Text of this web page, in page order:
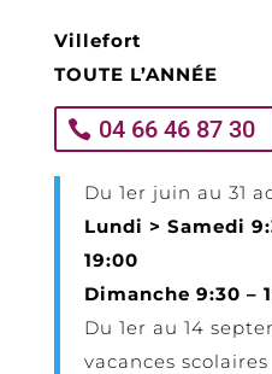
Villefort
TOUTE L’ANNÉE
04 66 46 87 30
Du 1er juin au 31
Lundi > Samedi
19:00
Dimanche 9:30 –
Du 1er au 14
vacances scolaires